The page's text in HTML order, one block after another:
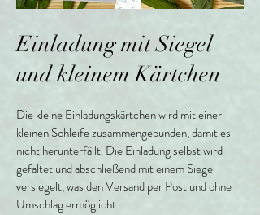
Einladung mit Siegel
und kleinem Kärtchen
Die kleine Einladungskärtchen wird mit einer
kleinen Schleife zusammengebunden, damit es
nicht herunterfällt. Die Einladung selbst wird
gefaltet und abschließend mit einem Siegel
versiegelt, was den Versand per Post und ohne
Umschlag ermöglicht.